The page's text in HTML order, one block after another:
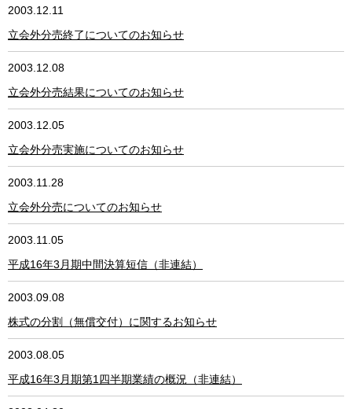
2003.12.11
立会外分売終了についてのお知らせ
2003.12.08
立会外分売結果についてのお知らせ
2003.12.05
立会外分売実施についてのお知らせ
2003.11.28
立会外分売についてのお知らせ
2003.11.05
平成16年3月期中間決算短信（非連結）
2003.09.08
株式の分割（無償交付）に関するお知らせ
2003.08.05
平成16年3月期第1四半期業績の概況（非連結）